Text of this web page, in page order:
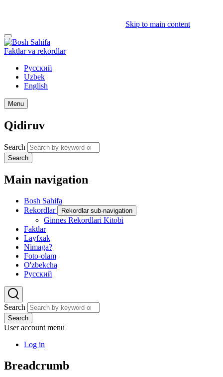
Skip to main content
Faktlar va rekordlar
Русский
Uzbek
English
Menu
Qidiruv
Search
Search
Main navigation
Bosh Sahifa
Rekordlar
Rekordlar sub-navigation
Ginnes Rekordlari Kitobi
Faktlar
Layfxak
Nimaga?
Foto-olam
O'zbekcha
Русский
Search
Search
User account menu
Log in
Breadcrumb